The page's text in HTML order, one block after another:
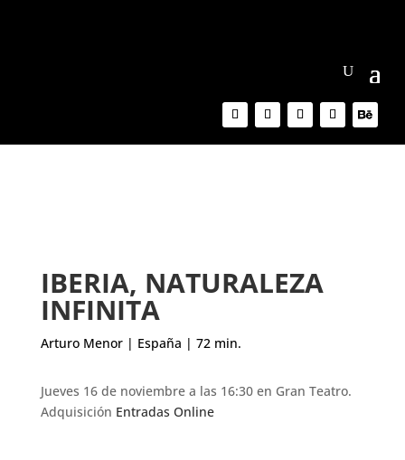
IBERIA, NATURALEZA
INFINITA
Arturo Menor | España | 72 min.
Jueves 16 de noviembre a las 16:30 en Gran Teatro.
Adquisición Entradas Online